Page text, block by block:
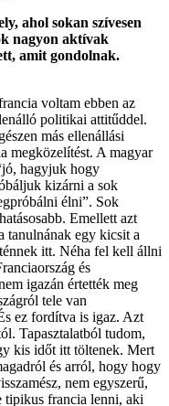
ahol sokan szívesen
nagyon aktívak
amit gondolnak.
voltam ebben az
politikai attitűddel.
más ellenállási
megközelítést. A magyar
hagyjuk hogy
kizárni a sok
élni”. Sok
Emellett azt
tanulnának egy kicsit a
itt. Néha fel kell állni
és
igazán értették meg
tele van
ez fordítva is igaz. Azt
Tapasztalatból tudom,
kis időt itt töltenek. Mert
és arról, hogy hogy
nem egyszerű,
tipikus francia lenni, aki